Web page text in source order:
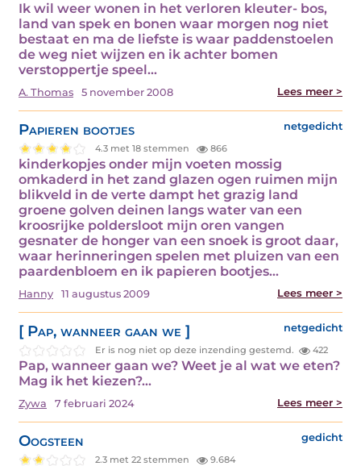
Ik wil weer wonen in het verloren kleuter- bos,
land van spek en bonen waar morgen nog niet
bestaat en ma de liefste is waar paddenstoelen
de weg niet wijzen en ik achter bomen
verstoppertje speel…
A. Thomas 5 november 2008 Lees meer >
Papieren bootjes netgedicht
4.3 met 18 stemmen 866
kinderkopjes onder mijn voeten mossig
omkaderd in het zand glazen ogen ruimen mijn
blikveld in de verte dampt het grazig land
groene golven deinen langs water van een
kroosrijke poldersloot mijn oren vangen
gesnater de honger van een snoek is groot daar,
waar herinneringen spelen met pluizen van een
paardenbloem en ik papieren bootjes…
Hanny 11 augustus 2009 Lees meer >
[ Pap, wanneer gaan we ] netgedicht
Er is nog niet op deze inzending gestemd. 422
Pap, wanneer gaan we? Weet je al wat we eten?
Mag ik het kiezen?…
Zywa 7 februari 2024 Lees meer >
Oogsteen gedicht
2.3 met 22 stemmen 9.684